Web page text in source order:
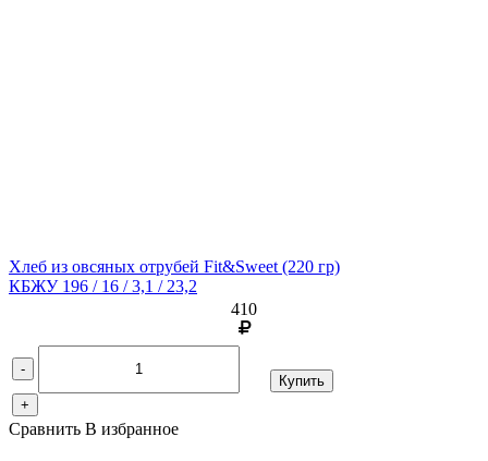
Хлеб из овсяных отрубей Fit&Sweet (220 гр)
КБЖУ 196 / 16 / 3,1 / 23,2
410
-
+
Купить
Сравнить В избранное